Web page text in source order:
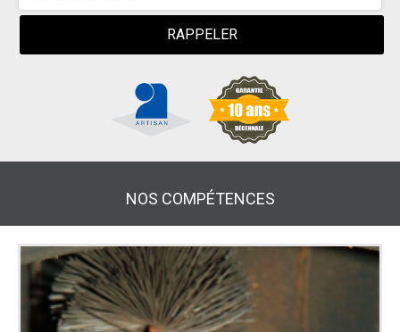
NOS COMPÉTENCES